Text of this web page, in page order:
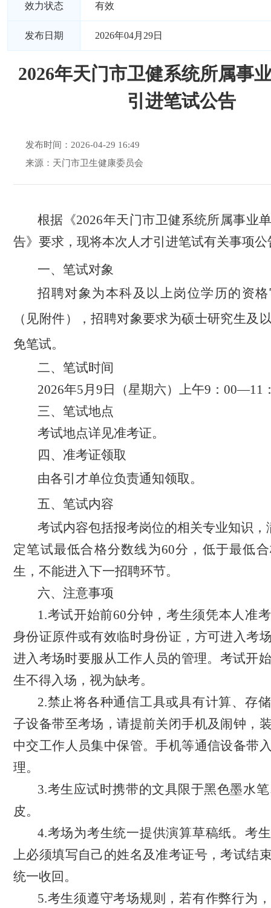
效力状态 有效
发布日期 2026年04月29日
2026年天门市卫健系统所属事
引进笔试公告
发布时间：2026-04-29 16:49
来源：天门市卫生健康委员会
根据《2026年天门市卫健系统所属事业
告》 要求 ，现将本次人才引进笔试有关事项公
一、 笔试对象
招聘对象为本科及以上岗位学历的资
（见附件），招聘对象要求为硕士研究生及
免笔试。
二、 笔试时间
2026年5月 9 日（星期六） 上午9 ： 00—11
三、 笔试地点
考试地点详见准考证。
四、 准考证领取
由各引才单位负责通知领取。
五、笔试内容
考试内容包括报考岗位的相关专业知识，
定笔试最低合格分数线为60分，低于最低
生，不能进入下一招聘环节。
六、注意事项
1.考试开始前60分钟，考生须凭本人 准
身份证原件或有效临时身份证，方可进入考
进入考场时要服从工作人员的管理。考试开
生不得入场，视为缺考。
2.禁止将各种通信工具或具有计算、存
子设备带至考场，请提前关闭手机及闹钟，
中交工作人员集中保管。手机等通信设备带
理。
3.考生应试时携带的文具限于黑色墨水
皮。
4.考场为考生统一提供演算草稿纸。考
上必须填写自己的姓名及准考证号，考试结
统一收回。
5.考生须遵守考场规则，若有作弊行为